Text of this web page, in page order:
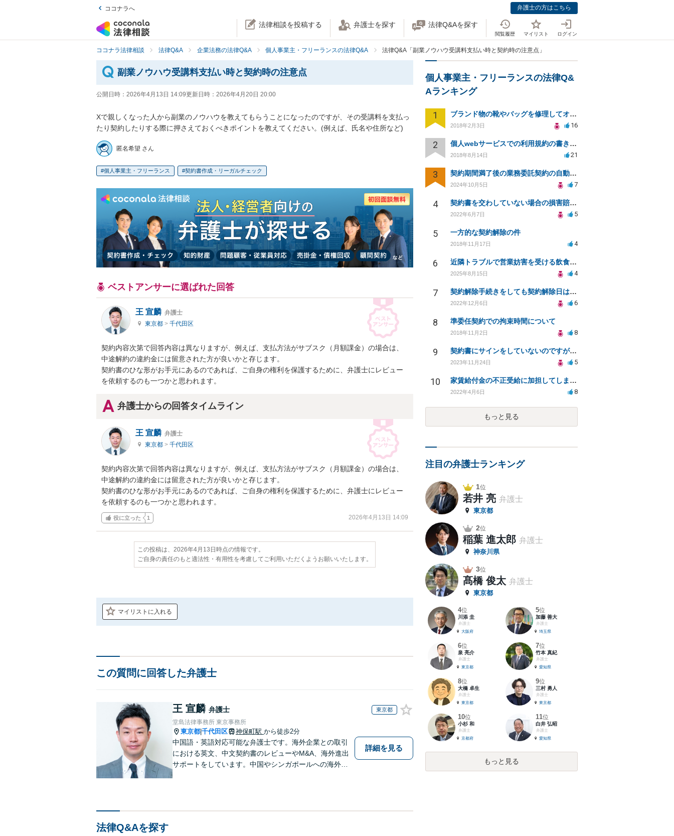
ココナラへ 弁護士の方はこちら
法律相談を投稿する 弁護士を探す 法律Q&Aを探す
閲覧履歴 マイリスト ログイン
ココナラ法律相談 法律Q&A 企業法務の法律Q&A 個人事業主・フリーランスの法律Q&A 法律Q&A「副業ノウハウ受講料支払い時と契約時の注意点」
副業ノウハウ受講料支払い時と契約時の注意点
公開日時： 2026年4月13日 14:09更新日時： 2026年4月20日 20:00
Xで親しくなった人から副業のノウハウを教えてもらうことになったのですが、その受講料を支払っ
たり契約したりする際に押さえておくべきポイントを教えてください。(例えば、氏名や住所など)
匿名希望 さん
個人事業主・フリーランス 契約書作成・リーガルチェック
ベストアンサーに選ばれた回答
王 宣麟 弁護士
東京都 > 千代田区
契約内容次第で回答内容は異なりますが、例えば、支払方法がサブスク（月額課金）の場合は、
中途解約の違約金には留意された方が良いかと存じます。
契約書のひな形がお手元にあるのであれば、ご自身の権利を保護するために、弁護士にレビュー
を依頼するのも一つかと思われます。
弁護士からの回答タイムライン
王 宣麟 弁護士
東京都 > 千代田区
契約内容次第で回答内容は異なりますが、例えば、支払方法がサブスク（月額課金）の場合は、
中途解約の違約金には留意された方が良いかと存じます。
契約書のひな形がお手元にあるのであれば、ご自身の権利を保護するために、弁護士にレビュー
を依頼するのも一つかと思われます。
役に立った 1 2026年4月13日 14:09
この投稿は、2026年4月13日時点の情報です。
ご自身の責任のもと適法性・有用性を考慮してご利用いただくようお願いいたします。
マイリストに入れる
この質問に回答した弁護士
王 宣麟 弁護士 東京都
堂島法律事務所 東京事務所
東京都 千代田区 神保町駅 から徒歩2分
中国語・英語対応可能な弁護士です。海外企業との取引
における英文、中文契約書のレビューやM&A、海外進出
サポートをしています。中国やシンガポールへの海外留
詳細を見る
法律Q&Aを探す
個人事業主・フリーランスの法律Q&
Aランキング
1 ブランド物の靴やバッグを修理してオークションなどに出品したりすることは商標権の侵害にあたりますか？
2018年2月3日 16
2 個人webサービスでの利用規約の書き方として「株式会社○○（以下当社）」と違う表現はありますか？
2018年8月14日 21
3 契約期間満了後の業務委託契約の自動更新について
2024年10月5日 7
4 契約書を交わしていない場合の損害賠償について
2022年6月7日 5
5 一方的な契約解除の件
2018年11月17日 4
6 近隣トラブルで営業妨害を受ける飲食店の法的対策相談
2025年8月15日 4
7 契約解除手続きをしても契約解除日は契約期間満了日だと言われました。
2022年12月6日 6
8 準委任契約での拘束時間について
2018年11月2日 8
9 契約書にサインをしていないのですが、違約金を求められる。
2023年11月24日 5
10 家賃給付金の不正受給に加担してしまいました。
2022年4月6日 8
もっと見る
注目の弁護士ランキング
1位
若井 亮 弁護士
東京都
2位
稲葉 進太郎 弁護士
神奈川県
3位
髙橋 俊太 弁護士
東京都
4位
川添 圭
弁護士
大阪府
5位
加藤 善大
弁護士
埼玉県
6位
泉 亮介
弁護士
東京都
7位
竹本 真紀
弁護士
愛知県
8位
大橋 卓生
弁護士
東京都
9位
三村 勇人
弁護士
東京都
10位
小杉 和
弁護士
京都府
11位
白井 弘昭
弁護士
愛知県
もっと見る